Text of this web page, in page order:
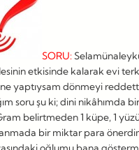
SORU:
etkisinde kalarak evi
ne yaptıysam dönmeyi
soru şu ki; dini nikâhımda
belirtmeden 1 küpe, 1
bir miktar para